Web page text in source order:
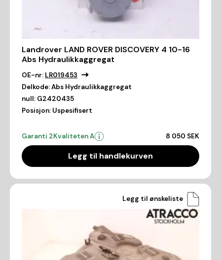
Landrover LAND ROVER DISCOVERY 4 10-16
Abs Hydraulikkaggregat
OE-nr: LR019453
Delkode:Abs Hydraulikkaggregat
null: G2420435
Posisjon: Uspesifisert
Garanti 2Kvaliteten A 8 050 SEK
Legg til handlekurven
Legg til ønskeliste